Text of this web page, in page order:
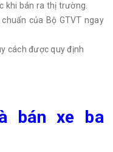
khi bán ra thị trường.
của Bộ GTVT ngay
cách được quy định
bán xe ba